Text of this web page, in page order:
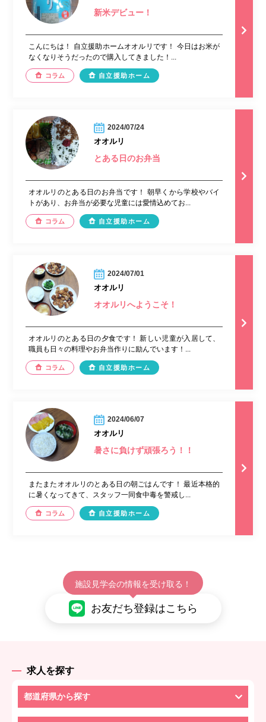
新米デビュー！
こんにちは！ 自立援助ホームオオルリです！ 今日はお米が
なくなりそうだったので購入してきました！...
コラム 自立援助ホーム
2024/07/24
オオルリ
とある日のお弁当
オオルリのとある日のお弁当です！ 朝早くから学校やバイ
トがあり、お弁当が必要な児童には愛情込めてお...
コラム 自立援助ホーム
2024/07/01
オオルリ
オオルリへようこそ！
オオルリのとある日の夕食です！ 新しい児童が入居して、
職員も日々の料理やお弁当作りに励んでいます！...
コラム 自立援助ホーム
2024/06/07
オオルリ
暑さに負けず頑張ろう！！
またまたオオルリのとある日の朝ごはんです！ 最近本格的
に暑くなってきて、スタッフ一同食中毒を警戒し...
コラム 自立援助ホーム
施設見学会の情報を受け取る！
お友だち登録はこちら
求人を探す
都道府県から探す